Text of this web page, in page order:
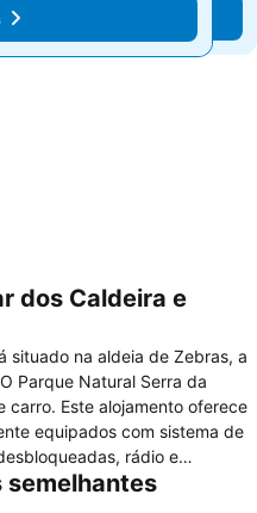
dos Caldeira e
situado na aldeia de Zebras, a
Parque Natural Serra da
carro. Este alojamento oferece
equipados com sistema de
rádio e
As acomodações dispõem
semelhantes